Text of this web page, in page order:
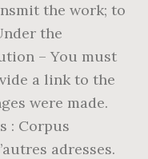
the work; to
the
– You must
a link to the
were made.
: Corpus
adresses.